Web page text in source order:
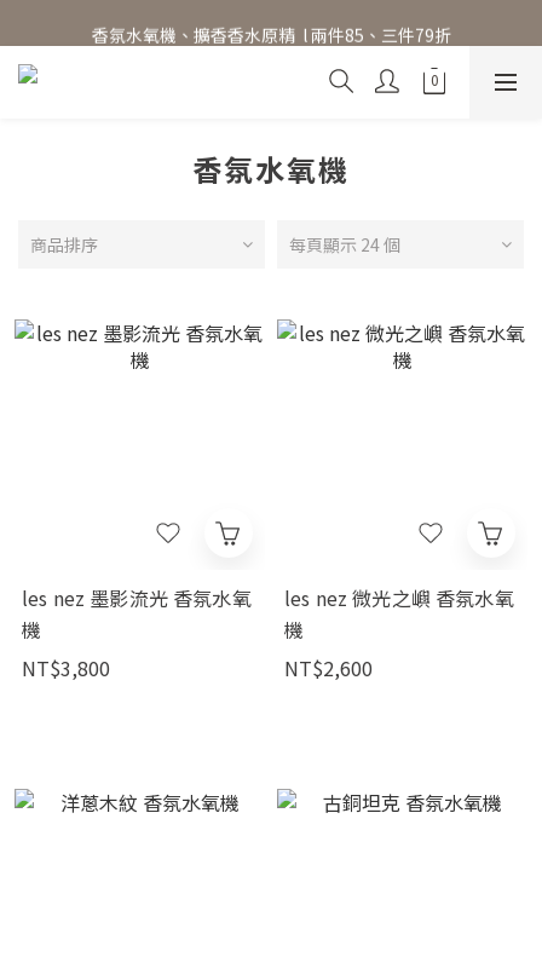
香氛水氧機、擴香香水原精  l 兩件85、三件79折
香氛水氧機、擴香香水原精  l 兩件85、三件79折
絕版出清【$299起】l Baija Paris 擴香禮盒、香氛蠟燭
香氛水氧機、擴香香水原精  l 兩件85、三件79折
香氛水氧機
商品排序 每頁顯示 24 個
les nez 墨影流光 香氛水氧
機
NT$3,800
les nez 微光之嶼 香氛水氧
機
NT$2,600